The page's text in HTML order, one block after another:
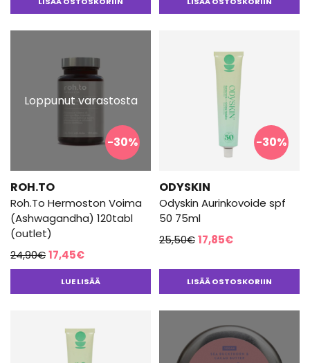
Loppunut varastosta
-30%
ROH.TO
Roh.To Hermoston Voima
(Ashwagandha) 120tabl
(outlet)
24,90€Alkuperäinen
hinta
17,45€Nykyinen
hinta
on:
LUE LISÄÄ
-30%
ODYSKIN
Odyskin Aurinkovoide spf
50 75ml
25,50€Alkuperäinen
oli:
25,50€.
17,85€Nykyinen
on:
17,85€.
LISÄÄ OSTOSKORIIN